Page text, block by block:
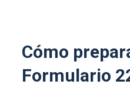
Cómo
Formulario